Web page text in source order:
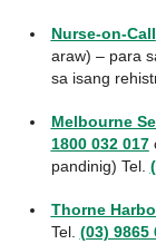
Nurse-on-Call
araw) – para
sa isang
Melbourne
1800 032 017
pandinig) Tel.
Thorne
Tel. (03) 9865